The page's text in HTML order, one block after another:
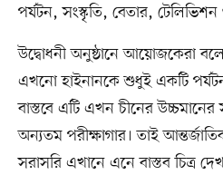
পর্যটন, সংস্কৃতি, বেতার, টেলিভিশন
উদ্বোধনী অনুষ্ঠানে আয়োজকেরা
এখনো হাইনানকে শুধুই একটি পর্যটন
বাস্তবে এটি এখন চীনের উচ্চমানের
অন্যতম পরীক্ষাগার। তাই
সরাসরি এখানে এনে বাস্তব চিত্র